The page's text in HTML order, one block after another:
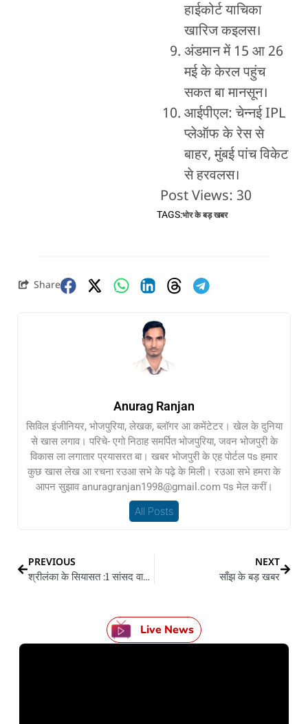
हाईकोर्ट याचिका
खारिज कइलस।
अंडमान में 15 आ 26
मई के केरल पहुंच
सकत बा मानसून।
आईपीएल: चेन्नई IPL
प्लेऑफ के रेस से
बाहर, मुंबई पांच विकेट
से हरवलस।
Post Views: 30
TAGS:भोर के बड़ खबर
Share
Anurag Ranjan
सिविल इंजीनियर, भोजपुरिया, लेखक, ब्लॉगर आ कमेंटेटर। खेल के दुनिया
से खास लगाव। परिचे- एगो निठाह समर्पित भोजपुरिया, जवन भोजपुरी के
विकास ला लगातार प्रयासरत बा। खबर भोजपुरी के एह पोर्टल पs हमार
कुछ खास लेख आ रचना रउआ सभे के पढ़े के मिली। रउआ सभे हमरा के
आपन सुझाव anuragranjan1998@gmail.com पs मेल करीं।
All Posts
PREVIOUS
श्रीलंका के सियासत :1 सांसद वाली पार्टी के विक्रमसिंघे बनलें PM
NEXT
साँझ के बड़ खबर
Live News